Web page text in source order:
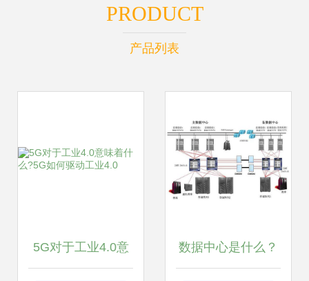
PRODUCT
产品列表
5G对于工业4.0意 数据中心是什么？